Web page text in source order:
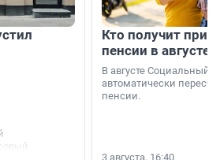
Кто получит
пенсии в августе
В августе Социальный
автоматически
пенсии.
3 августа, 16:40